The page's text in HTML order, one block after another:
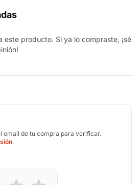
este producto. Si ya lo compraste, ¡sé
email de tu compra para verificar.
.